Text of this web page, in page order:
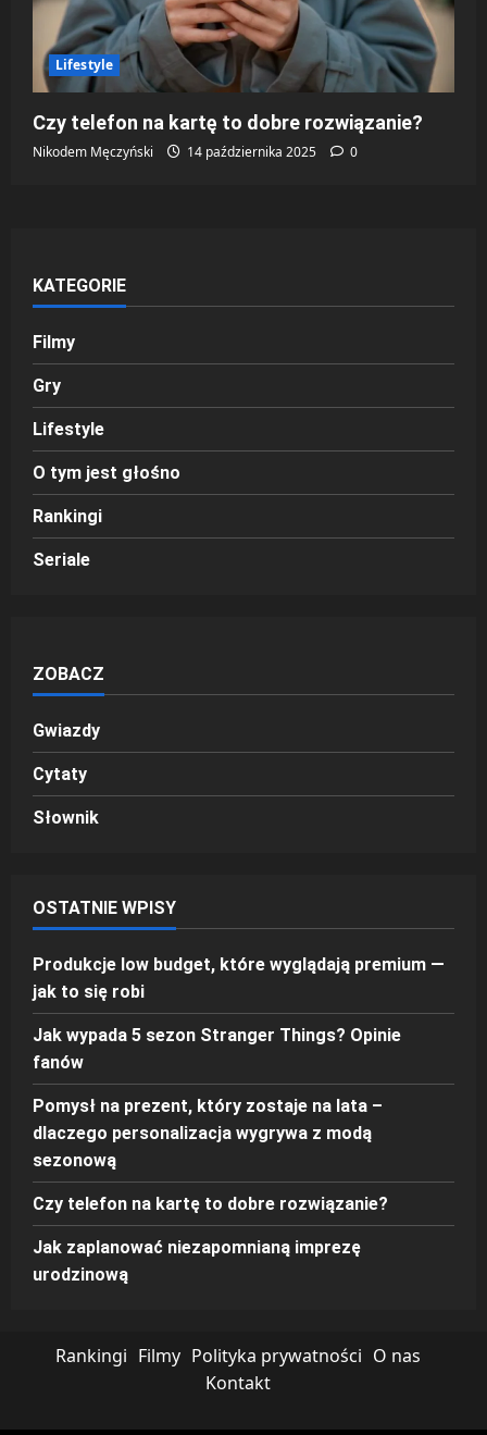
Lifestyle
Czy telefon na kartę to dobre rozwiązanie?
Nikodem Męczyński 14 października 2025 0
KATEGORIE
Filmy
Gry
Lifestyle
O tym jest głośno
Rankingi
Seriale
ZOBACZ
Gwiazdy
Cytaty
Słownik
OSTATNIE WPISY
Produkcje low budget, które wyglądają premium —
jak to się robi
Jak wypada 5 sezon Stranger Things? Opinie
fanów
Pomysł na prezent, który zostaje na lata –
dlaczego personalizacja wygrywa z modą
sezonową
Czy telefon na kartę to dobre rozwiązanie?
Jak zaplanować niezapomnianą imprezę
urodzinową
Rankingi Filmy Polityka prywatności O nas
Kontakt